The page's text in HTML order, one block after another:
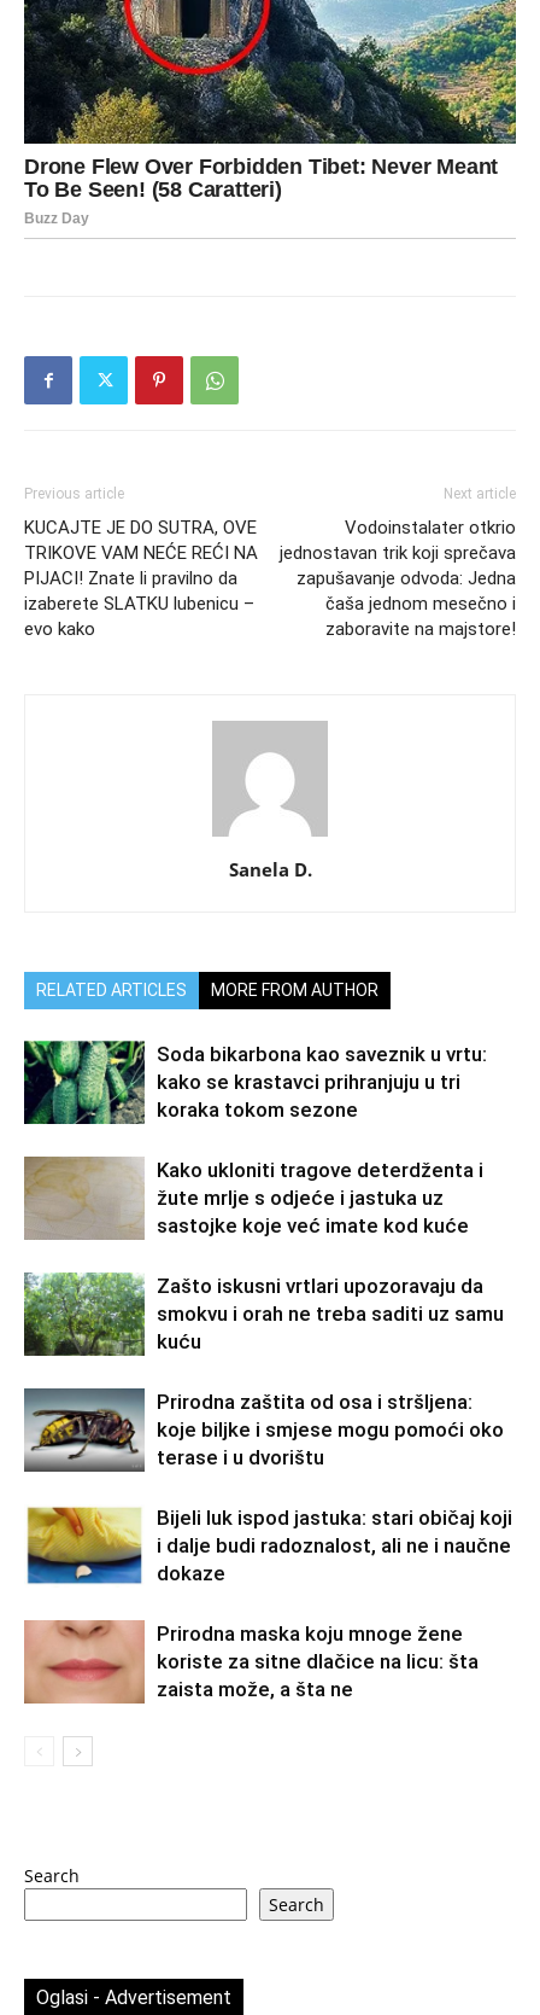
Previous article
KUCAJTE JE DO SUTRA, OVE
TRIKOVE VAM NEĆE REĆI NA
PIJACI! Znate li pravilno da
izaberete SLATKU lubenicu –
evo kako
Next article
Vodoinstalater otkrio
jednostavan trik koji sprečava
zapušavanje odvoda: Jedna
čaša jednom mesečno i
zaboravite na majstore!
Sanela D.
RELATED ARTICLES MORE FROM AUTHOR
Soda bikarbona kao saveznik u vrtu:
kako se krastavci prihranjuju u tri
koraka tokom sezone
Kako ukloniti tragove deterdženta i
žute mrlje s odjeće i jastuka uz
sastojke koje već imate kod kuće
Zašto iskusni vrtlari upozoravaju da
smokvu i orah ne treba saditi uz samu
kuću
Prirodna zaštita od osa i stršljena:
koje biljke i smjese mogu pomoći oko
terase i u dvorištu
Bijeli luk ispod jastuka: stari običaj koji
i dalje budi radoznalost, ali ne i naučne
dokaze
Prirodna maska koju mnoge žene
koriste za sitne dlačice na licu: šta
zaista može, a šta ne
Search
Search
Oglasi - Advertisement